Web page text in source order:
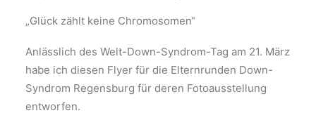
„Glück zählt keine Chromosomen“
Anlässlich des Welt-Down-Syndrom-Tag am 21. März
habe ich diesen Flyer für die Elternrunden Down-
Syndrom Regensburg für deren Fotoausstellung
entworfen.